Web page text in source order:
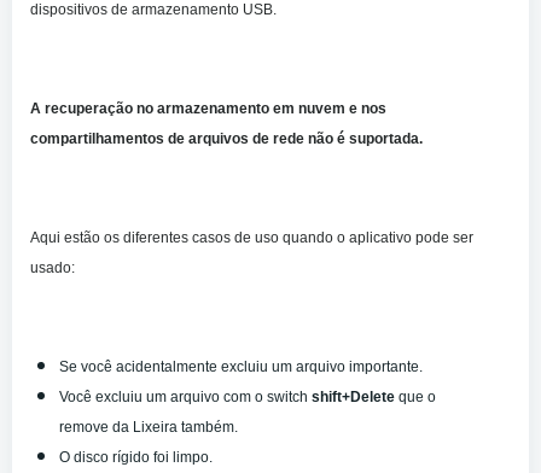
dispositivos de armazenamento USB.
A recuperação no armazenamento em nuvem e nos
compartilhamentos de arquivos de rede não é suportada.
Aqui estão os diferentes casos de uso quando o aplicativo pode ser
usado:
Se você acidentalmente excluiu um arquivo importante.
Você excluiu um arquivo com o switch shift+Delete que o
remove da Lixeira também.
O disco rígido foi limpo.